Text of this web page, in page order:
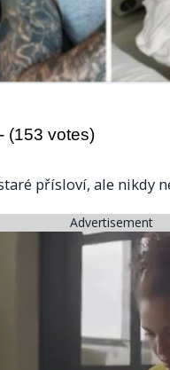
(153 votes)
přísloví, ale nikdy
Advertisement